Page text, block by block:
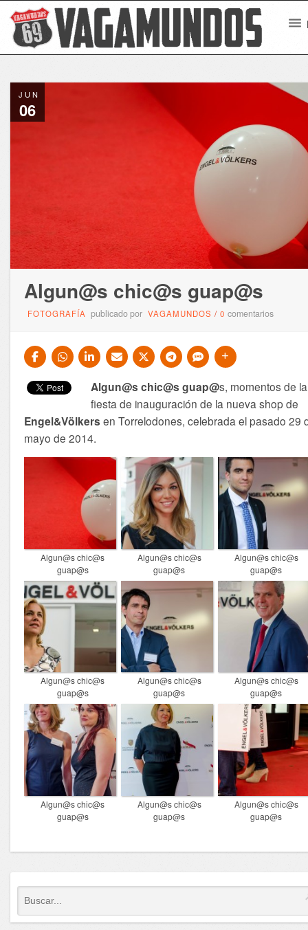
JUN
06
Algun@s chic@s guap@s
FOTOGRAFÍA publicado por VAGAMUNDOS /0comentarios
Algun@s chic@s guap@s, momentos de la
fiesta de inauguración de la nueva shop de
Engel&Völkers en Torrelodones, celebrada el pasado 29
mayo de 2014.
Algun@s chic@s
guap@s
Algun@s chic@s
guap@s
Algun@s chic@s
guap@s
Algun@s chic@s
guap@s
Algun@s chic@s
guap@s
Algun@s chic@s
guap@s
Algun@s chic@s
guap@s
Algun@s chic@s
guap@s
Algun@s chic@s
guap@s